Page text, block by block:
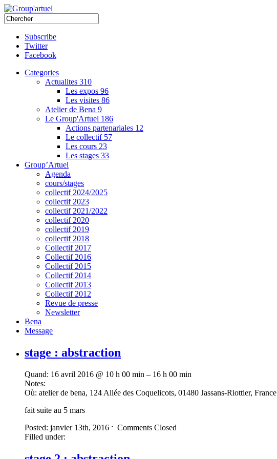
Subscribe
Twitter
Facebook
Categories
Actualites 310
Les expos 96
Les visites 86
Atelier de Bena 9
Le Group'Artuel 186
Actions partenariales 12
Le collectif 57
Les cours 23
Les stages 33
Group’Artuel
Agenda
cours/stages
collectif 2024/2025
collectif 2023
collectif 2021/2022
collectif 2020
collectif 2019
collectif 2018
Collectif 2017
Collectif 2016
Collectif 2015
Collectif 2014
Collectif 2013
Collectif 2012
Revue de presse
Newsletter
Bena
Message
stage : abstraction
Quand: 16 avril 2016 @ 10 h 00 min – 16 h 00 min
Notes:
Où: atelier de bena, 124 Allée des Coquelicots, 01480 Jassans-Riottier, France
fait suite au 5 mars
Posted: janvier 13th, 2016 ˑ Comments Closed
Filled under: